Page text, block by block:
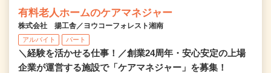
有料老人ホームのケアマネジャー
株式会社 揚工舎／ヨウコーフォレスト湘南
アルバイト パート
＼経験を活かせる仕事！／創業24周年・安心安定の上場
企業が運営する施設で「ケアマネジャー」を募集！